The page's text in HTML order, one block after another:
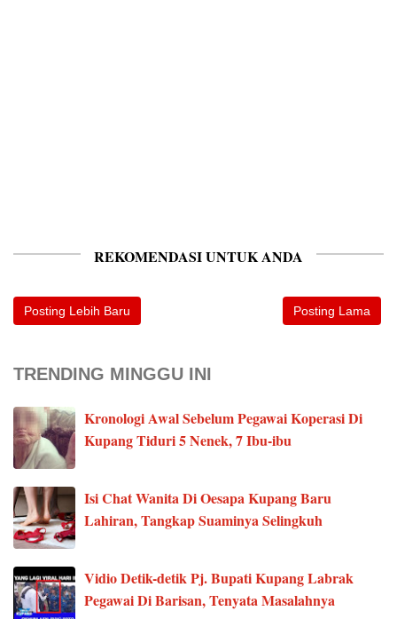
REKOMENDASI UNTUK ANDA
Posting Lebih Baru Posting Lama
TRENDING MINGGU INI
Kronologi Awal Sebelum Pegawai Koperasi Di
Kupang Tiduri 5 Nenek, 7 Ibu-ibu
Isi Chat Wanita Di Oesapa Kupang Baru
Lahiran, Tangkap Suaminya Selingkuh
Vidio Detik-detik Pj. Bupati Kupang Labrak
Pegawai Di Barisan, Tenyata Masalahnya